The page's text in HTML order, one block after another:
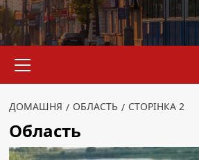
меню
ДОМАШНЯ ОБЛАСТЬ СТОРІНКА 2
Область